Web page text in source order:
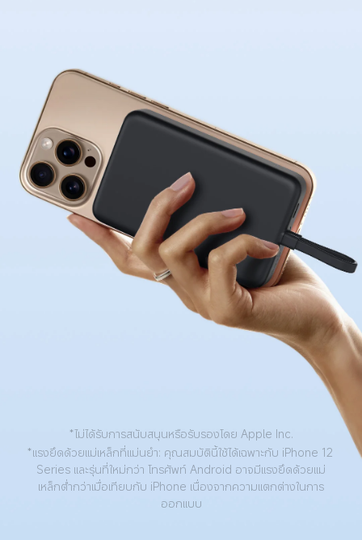
*ไม่ได้รับการสนับสนุนหรือรับรองโดย Apple Inc.
*แรงยึดด้วยแม่เหล็กที่แม่นยำ: คุณสมบัตินี้ใช้ได้เฉพาะกับ iPhone 12
Series และรุ่นที่ใหม่กว่า โทรศัพท์ Android อาจมีแรงยึดด้วยแม่
เหล็กต่ำกว่าเมื่อเทียบกับ iPhone เนื่องจากความแตกต่างในการ
ออกแบบ